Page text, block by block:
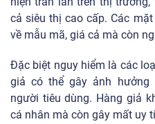
cả siêu thị cao cấp. Các
về mẫu mã, giá cả mà còn
Đặc biệt nguy hiểm là các
giả có thể gây ảnh hưởng
người tiêu dùng. Hàng giả
cá nhân mà còn gây mất uy